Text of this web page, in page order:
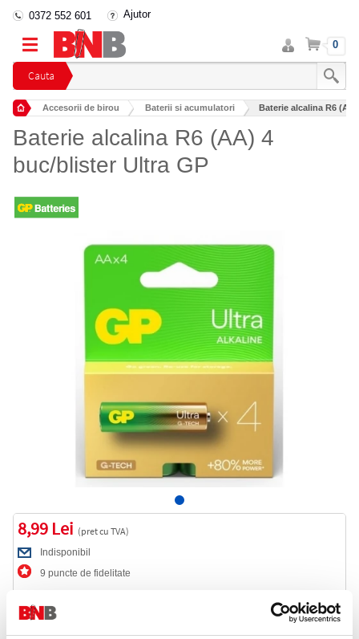
Cauta
0372 552 601 Ajutor
Intra
in
cont
Cos 0
Accesorii de birou Baterii si acumulatori Baterie alcalina R6
Baterie alcalina R6 (AA) 4
buc/blister Ultra GP
8,99 Lei (pret cu TVA)
Indisponibil
9 puncte de fidelitate
Cod produs: